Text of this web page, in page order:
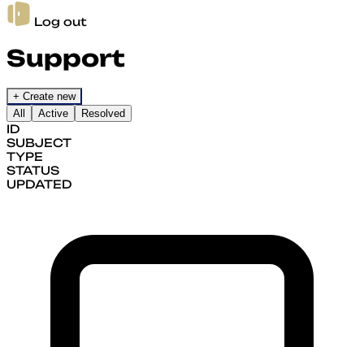
Log out
Support
+ Create new
All
Active Resolved
ID
SUBJECT
TYPE
STATUS
UPDATED